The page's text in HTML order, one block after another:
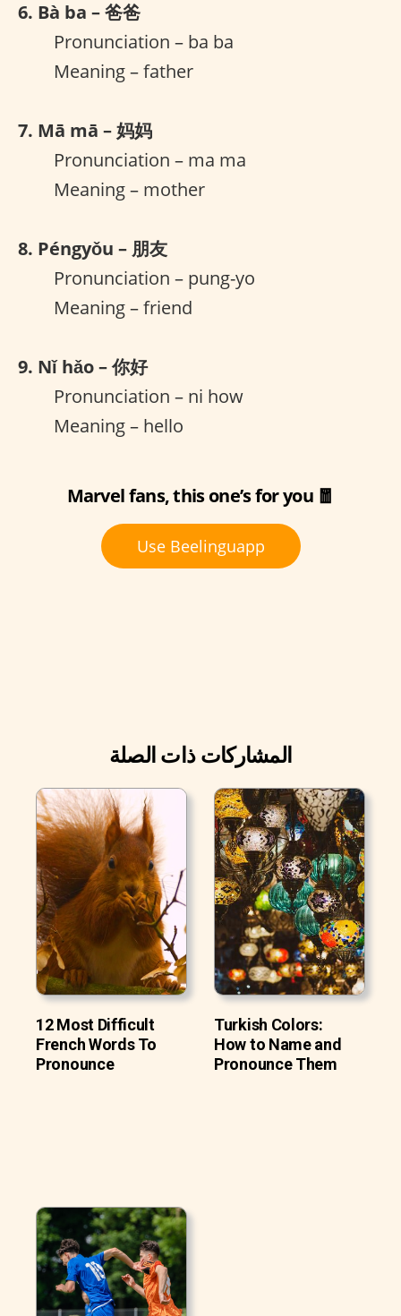
6. Bà ba – 爸爸
Pronunciation – ba ba
Meaning – father
7. Mā mā – 妈妈
Pronunciation – ma ma
Meaning – mother
8. Péngyǒu – 朋友
Pronunciation – pung-yo
Meaning – friend
9. Nǐ hǎo – 你好
Pronunciation – ni how
Meaning – hello
Marvel fans, this one’s for you 🧧
Use Beelinguapp
المشاركات ذات الصلة
12 Most Difficult
French Words To
Pronounce
Turkish Colors:
How to Name and
Pronounce Them